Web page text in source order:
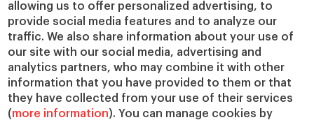
allowing us to offer personalized advertising, to
provide social media features and to analyze our
traffic. We also share information about your use of
our site with our social media, advertising and
analytics partners, who may combine it with other
information that you have provided to them or that
they have collected from your use of their services
(more information). You can manage cookies by
IESE Insight
IESE Publishing
Colabora con el IESE
Servicios
Biblioteca
Canal de Compliance
Capellanía
IESE Shop